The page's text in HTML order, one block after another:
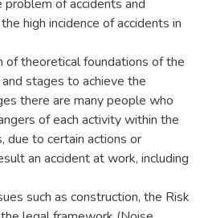
of accidents and
high incidence of accidents in
of theoretical foundations of the
stages to achieve the
there are many people who
of each activity within the
due to certain actions or
an accident at work, including
such as construction, the Risk